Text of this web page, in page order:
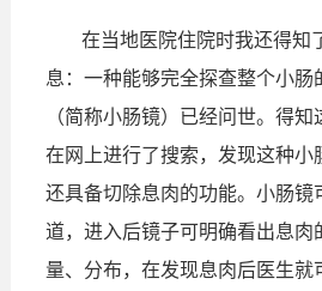
在当地医院住院时我还得知
息：一种能够完全探查整个小
（简称小肠镜）已经问世。得
在网上进行了搜索，发现这种小
还具备切除息肉的功能。小肠镜
道，进入后镜子可明确看出息肉
量、分布，在发现息肉后医生就